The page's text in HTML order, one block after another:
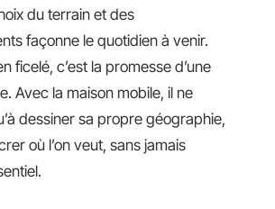
du terrain et des
façonne le quotidien à venir.
ficelé, c’est la promesse d’une
Avec la maison mobile, il ne
dessiner sa propre géographie,
où l’on veut, sans jamais